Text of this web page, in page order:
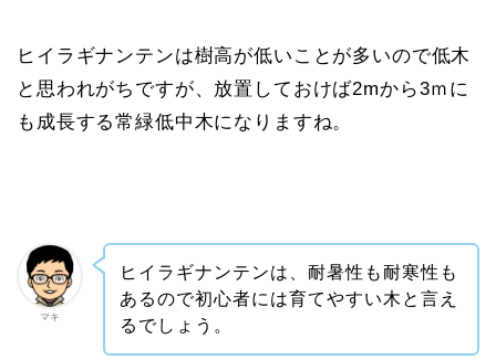
ヒイラギナンテンは樹高が低いことが多いので低木
と思われがちですが、放置しておけば2mから3ｍに
も成長する常緑低中木になりますね。
マキ
ヒイラギナンテンは、耐暑性も耐寒性も
あるので初心者には育てやすい木と言え
るでしょう。